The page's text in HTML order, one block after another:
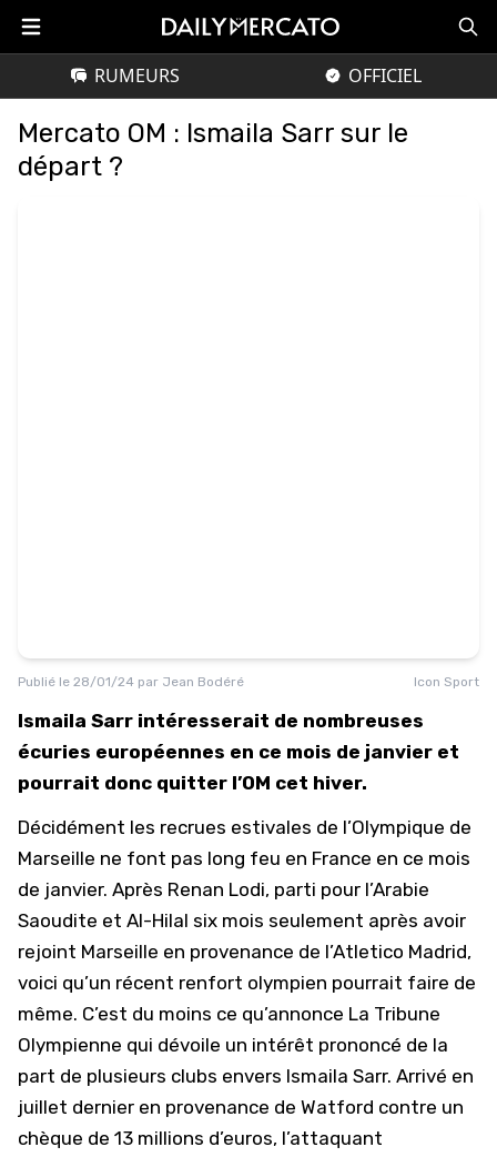
RUMEURS OFFICIEL
Mercato OM : Ismaila Sarr sur le
départ ?
Publié le 28/01/24 par Jean Bodéré Icon Sport
Ismaila Sarr intéresserait de nombreuses
écuries européennes en ce mois de janvier et
pourrait donc quitter l’OM cet hiver.
Décidément les recrues estivales de l’Olympique de
Marseille ne font pas long feu en France en ce mois
de janvier. Après Renan Lodi, parti pour l’Arabie
Saoudite et Al-Hilal six mois seulement après avoir
rejoint Marseille en provenance de l’Atletico Madrid,
voici qu’un récent renfort olympien pourrait faire de
même. C’est du moins ce qu’annonce La Tribune
Olympienne qui dévoile un intérêt prononcé de la
part de plusieurs clubs envers Ismaila Sarr. Arrivé en
juillet dernier en provenance de Watford contre un
chèque de 13 millions d’euros, l’attaquant